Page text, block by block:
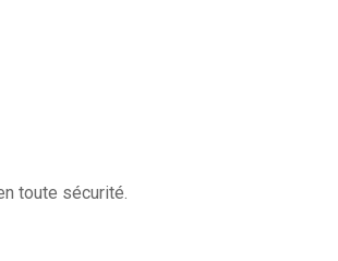
toute sécurité.